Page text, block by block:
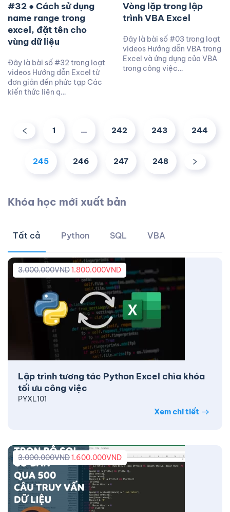
#32 ● Cách sử dụng
name range trong
excel, đặt tên cho
vùng dữ liệu
Đây là bài số #32 trong loạt
videos Hướng dẫn Excel từ
đơn giản đến phức tạp Các
kiến thức liên q…
Vòng lặp trong lập
trình VBA Excel
Đây là bài số #03 trong loạt
videos Hướng dẫn VBA trong
Excel và ứng dụng của VBA
trong công việc…
1 … 242 243 244
245 246 247 248
Khóa học mới xuất bản
Tất cả Python SQL VBA
Lập trình tương tác Python Excel chìa khóa
tối ưu công việc
3.000.000VND1.800.000VND
PYXL101
Xem chi tiết
3.000.000VND1.600.000VND